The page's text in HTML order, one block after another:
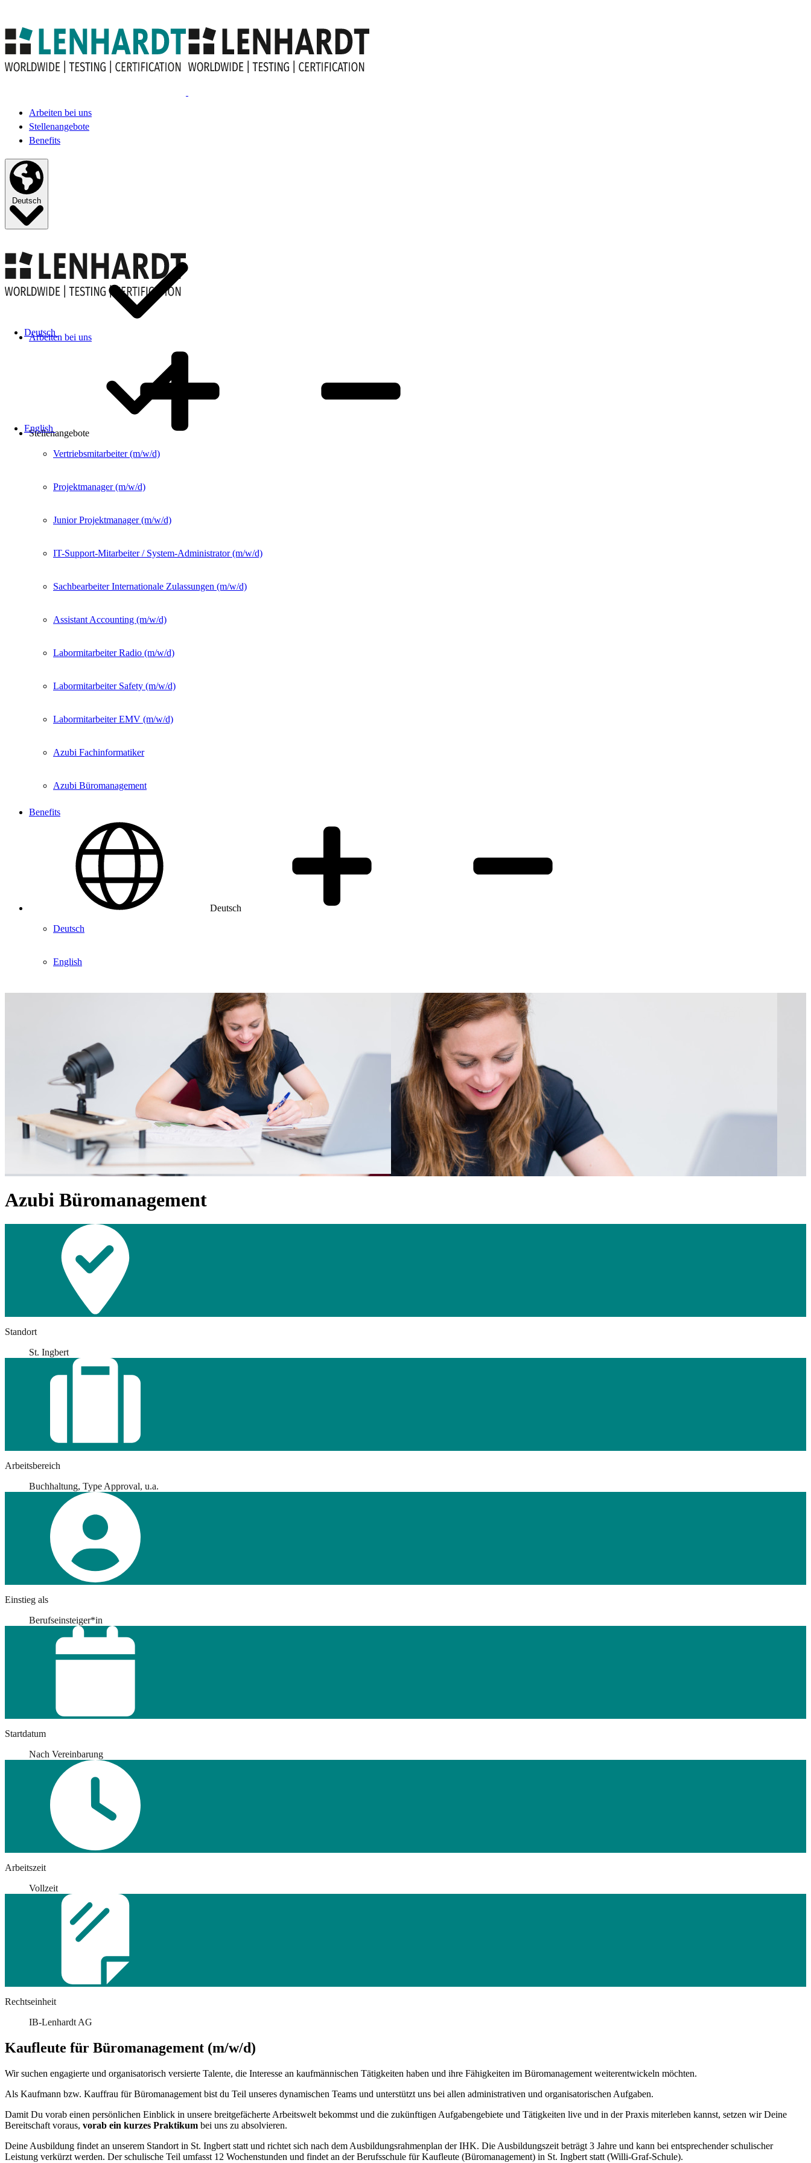
Arbeiten bei uns
Stellenangebote
Benefits
Deutsch
Deutsch
English
Arbeiten bei uns
Stellenangebote
Vertriebsmitarbeiter (m/w/d)
Projektmanager (m/w/d)
Junior Projektmanager (m/w/d)
IT-Support-Mitarbeiter / System-Administrator (m/w/d)
Sachbearbeiter Internationale Zulassungen (m/w/d)
Assistant Accounting (m/w/d)
Labormitarbeiter Radio (m/w/d)
Labormitarbeiter Safety (m/w/d)
Labormitarbeiter EMV (m/w/d)
Azubi Fachinformatiker
Azubi Büromanagement
Benefits
Deutsch
Deutsch
English
Azubi Büromanagement
Standort
St. Ingbert
Arbeitsbereich
Buchhaltung, Type Approval, u.a.
Einstieg als
Berufseinsteiger*in
Startdatum
Nach Vereinbarung
Arbeitszeit
Vollzeit
Rechtseinheit
IB-Lenhardt AG
Kaufleute für Büromanagement (m/w/d)
Wir suchen engagierte und organisatorisch versierte Talente, die Interesse an kaufmännischen Tätigkeiten haben und ihre Fähigkeiten im Büromanagement weiterentwickeln möchten.
Als Kaufmann bzw. Kauffrau für Büromanagement bist du Teil unseres dynamischen Teams und unterstützt uns bei allen administrativen und organisatorischen Aufgaben.
Damit Du vorab einen persönlichen Einblick in unsere breitgefächerte Arbeitswelt bekommst und die zukünftigen Aufgabengebiete und Tätigkeiten live und in der Praxis miterleben kannst, setzen wir Deine
Bereitschaft voraus, vorab ein kurzes Praktikum bei uns zu absolvieren.
Deine Ausbildung findet an unserem Standort in St. Ingbert statt und richtet sich nach dem Ausbildungsrahmenplan der IHK. Die Ausbildungszeit beträgt 3 Jahre und kann bei entsprechender schulischer
Leistung verkürzt werden. Der schulische Teil umfasst 12 Wochenstunden und findet an der Berufsschule für Kaufleute (Büromanagement) in St. Ingbert statt (Willi-Graf-Schule).